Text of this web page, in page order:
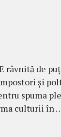
râvnită de
şi
spuma
culturii în